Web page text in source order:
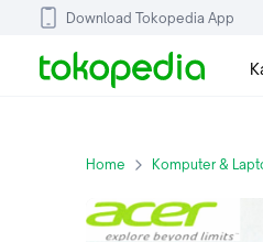
Download Tokopedia App
Home Komputer &